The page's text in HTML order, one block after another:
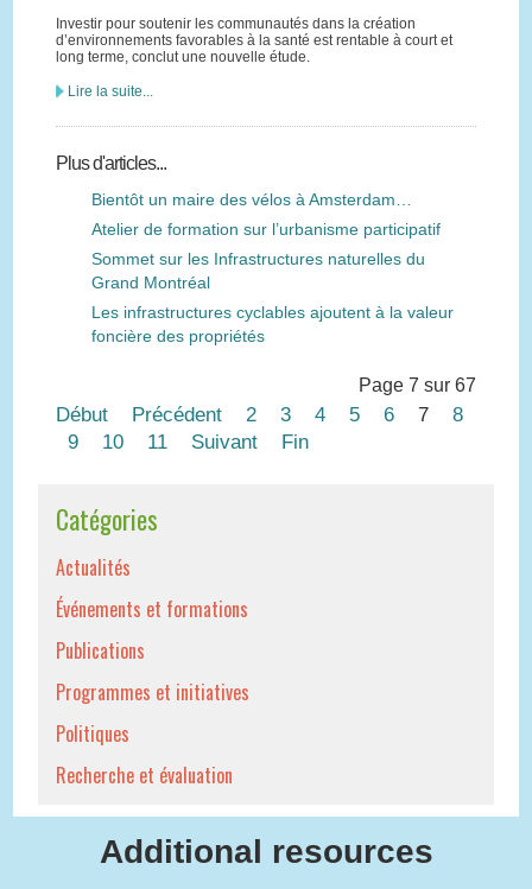
Investir pour soutenir les communautés dans la création
d’environnements favorables à la santé est rentable à court et
long terme, conclut une nouvelle étude.
Lire la suite...
Plus d'articles...
Bientôt un maire des vélos à Amsterdam…
Atelier de formation sur l’urbanisme participatif
Sommet sur les Infrastructures naturelles du
Grand Montréal
Les infrastructures cyclables ajoutent à la valeur
foncière des propriétés
Page 7 sur 67
Début Précédent 2 3 4 5 6 7
8
9
10 11 Suivant Fin
Catégories
Actualités
Événements et formations
Publications
Programmes et initiatives
Politiques
Recherche et évaluation
Additional resources